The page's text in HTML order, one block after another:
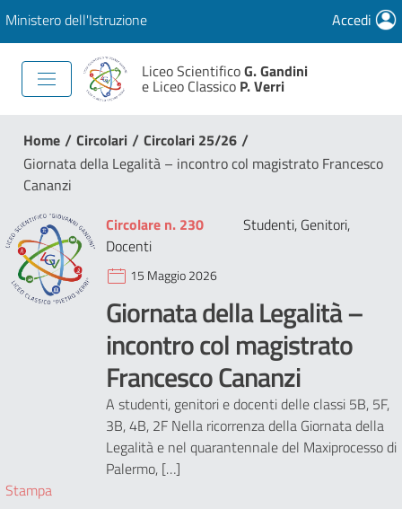
Ministero dell'Istruzione Accedi
Liceo ScientificoG. Gandini
e Liceo Classico P. Verri
Home / Circolari / Circolari 25/26 /
Giornata della Legalità – incontro col magistrato Francesco
Cananzi
Circolare n. 230
Studenti, Genitori,
Docenti
15 Maggio 2026
Giornata della Legalità –
incontro col magistrato
Francesco Cananzi
A studenti, genitori e docenti delle classi 5B, 5F,
3B, 4B, 2F Nella ricorrenza della Giornata della
Legalità e nel quarantennale del Maxiprocesso di
Palermo, […]
Stampa